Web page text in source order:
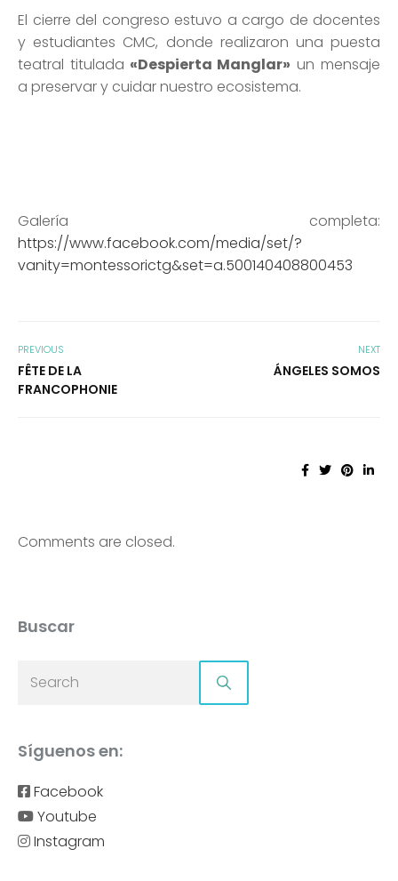
El cierre del congreso estuvo a cargo de docentes
y estudiantes CMC, donde realizaron una puesta
teatral titulada «Despierta Manglar» un mensaje
a preservar y cuidar nuestro ecosistema.
Galería completa:
https://www.facebook.com/media/set/?
vanity=montessorictg&set=a.500140408800453
PREVIOUS
FÊTE DE LA
FRANCOPHONIE
NEXT
ÁNGELES SOMOS
Comments are closed.
Buscar
Síguenos en:
Facebook
Youtube
Instagram